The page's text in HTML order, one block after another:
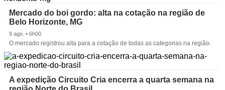
Mercado do boi gordo: alta na cotação na região de
Belo Horizonte, MG
9 ago. • 6h00
O mercado registrou alta para a cotação de todas as categorias na região.
A expedição Circuito Cria encerra a quarta semana na